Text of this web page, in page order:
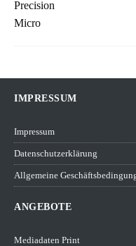
IMPRESSUM
Impressum
Datenschutzerklärung
Allgemeine
ANGEBOTE
Mediadaten Print